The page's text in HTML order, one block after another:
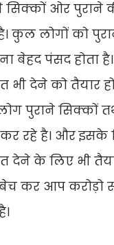
सिक्कों ओर पुराने
कुल लोगों को
बेहद पंसद होता
भी देने को तैयार
पुराने सिक्कों
रहे है। और इसके
देने के लिए भी
कर आप करोड़ो